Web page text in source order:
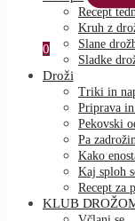
0
Recept
Kruh z
Slane
Sladke
Droži
Triki in
Priprava
Pekovski
Pa
Kako
Kaj sploh
Recept za
KLUB